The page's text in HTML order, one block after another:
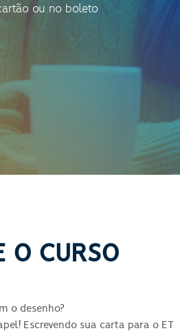
ou no boleto
O CURSO
o desenho?
Escrevendo sua carta para o ET